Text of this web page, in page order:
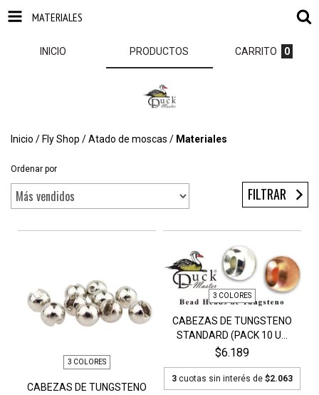
MATERIALES
INICIO PRODUCTOS CARRITO 0
Inicio / Fly Shop /Atado de moscas / Materiales
Ordenar por
FILTRAR
3 COLORES
CABEZAS DE TUNGSTENO
3 COLORES
CABEZAS DE TUNGSTENO
STANDARD (PACK 10 U...
$6.189
3 cuotas sin interés de $2.063